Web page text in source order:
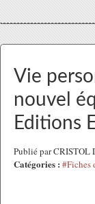
Vie
nouvel
Editions
Publié par CRISTOL
Catégories : #Fiches